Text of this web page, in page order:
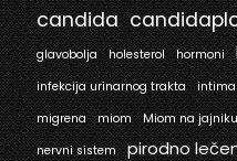
candida
glavobolja
holesterol hormoni
infekcija urinarnog trakta intima
migrena
miom Miom na jajniku
nervni sistem pirodno